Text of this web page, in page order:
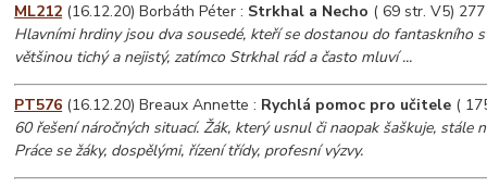
ML212 (16.12.20) Borbáth Péter : Strkhal a Necho ( 69 str. V5) 277
Hlavními hrdiny jsou dva sousedé, kteří se dostanou do fantaskního
většinou tichý a nejistý, zatímco Strkhal rád a často mluví ...
PT576 (16.12.20) Breaux Annette : Rychlá pomoc pro učitele (
60 řešení náročných situací. Žák, který usnul či naopak šaškuje, stále
Práce se žáky, dospělými, řízení třídy, profesní výzvy.